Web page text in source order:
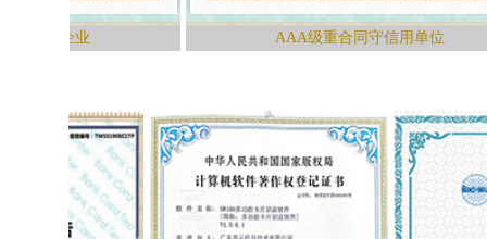
AAA级重合同守信用单位